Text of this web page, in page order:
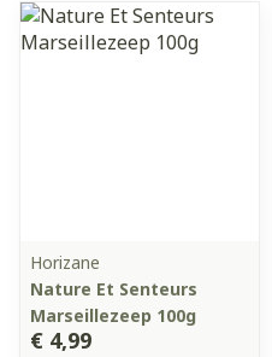
Horizane
Nature Et Senteurs
Marseillezeep 100g
€ 4,99